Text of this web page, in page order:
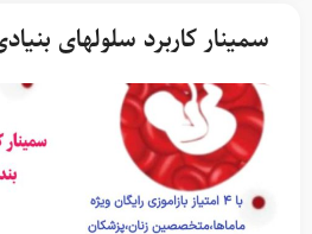
سمینار کاربرد سلولهای